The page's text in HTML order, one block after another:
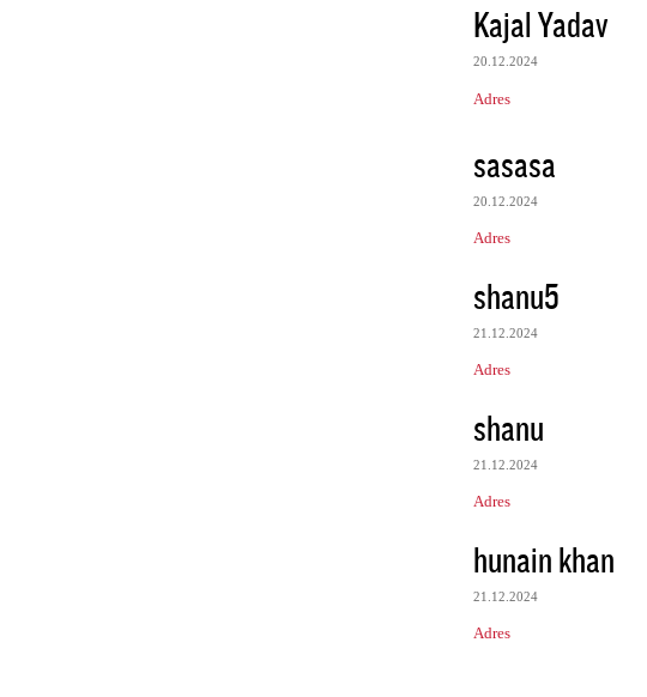
Kajal Yadav
20.12.2024
Adres
sasasa
20.12.2024
Adres
shanu5
21.12.2024
Adres
shanu
21.12.2024
Adres
hunain khan
21.12.2024
Adres